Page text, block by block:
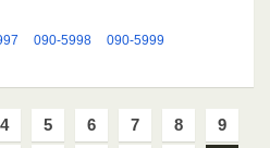
090-5998 090-5999
4 5 6 7 8
9